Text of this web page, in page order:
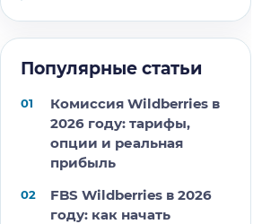
Популярные статьи
Комиссия Wildberries в
2026 году: тарифы,
опции и реальная
прибыль
FBS Wildberries в 2026
году: как начать